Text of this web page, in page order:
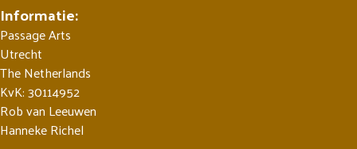
Informatie:
Passage Arts
Utrecht
The Netherlands
KvK: 30114952
Rob van Leeuwen
Hanneke Richel